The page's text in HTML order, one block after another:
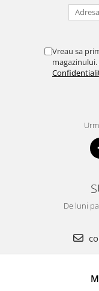
Vreau sa
De luni